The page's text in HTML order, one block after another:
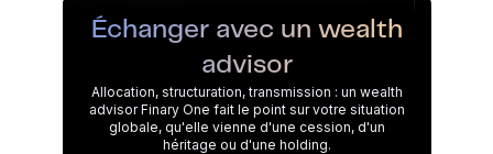
Échanger avec un wealth
advisor
Allocation, structuration, transmission : un wealth
advisor Finary One fait le point sur votre situation
globale, qu'elle vienne d'une cession, d'un
héritage ou d'une holding.